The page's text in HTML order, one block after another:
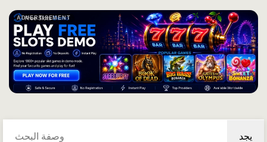
ADVERTISEMENT
يجد